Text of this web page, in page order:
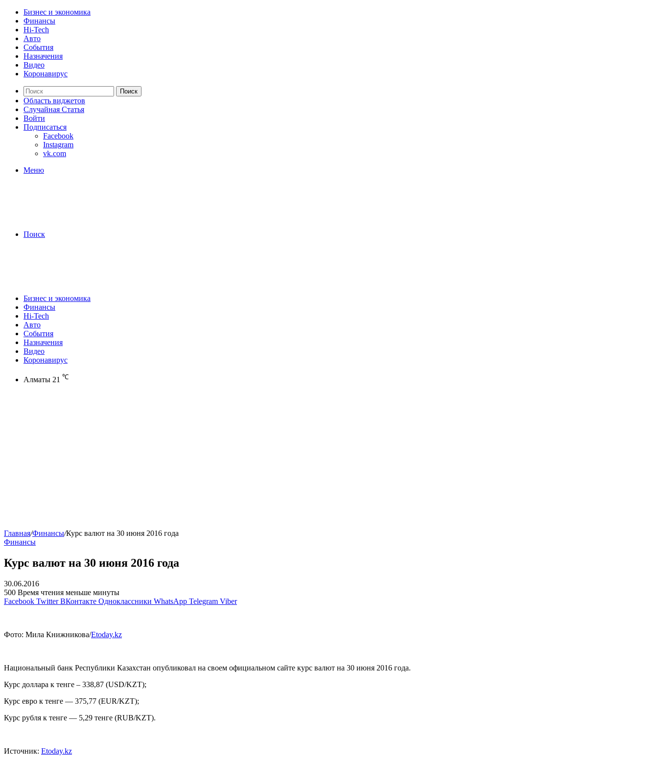
Бизнес и экономика
Финансы
Hi-Tech
Авто
События
Назначения
Видео
Коронавирус
Поиск
Область виджетов
Случайная Статья
Войти
Подписаться
Facebook
Instagram
vk.com
Меню
Поиск
Бизнес и экономика
Финансы
Hi-Tech
Авто
События
Назначения
Видео
Коронавирус
Алматы 21 ℃
Главная/Финансы/Курс валют на 30 июня 2016 года
Финансы
Курс валют на 30 июня 2016 года
30.06.2016
500 Время чтения меньше минуты
Facebook Twitter ВКонтакте Одноклассники WhatsApp Telegram Viber
Фото: Мила Книжникова/Etoday.kz
Национальный банк Республики Казахстан опубликовал на своем официальном сайте курс валют на 30 июня 2016 года.
Курс доллара к тенге – 338,87 (USD/KZT);
Курс евро к тенге — 375,77 (EUR/KZT);
Курс рубля к тенге — 5,29 тенге (RUB/KZT).
Источник: Etoday.kz